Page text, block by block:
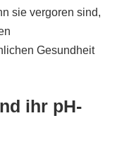
sie vergoren sind,
Gesundheit
ihr pH-